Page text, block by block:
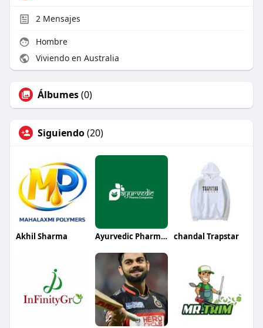
2Mensajes
Hombre
Viviendo en Australia
Álbumes(0)
Siguiendo(20)
Akhil Sharma Ayurvedic Pharma Companies chandal Trapstar